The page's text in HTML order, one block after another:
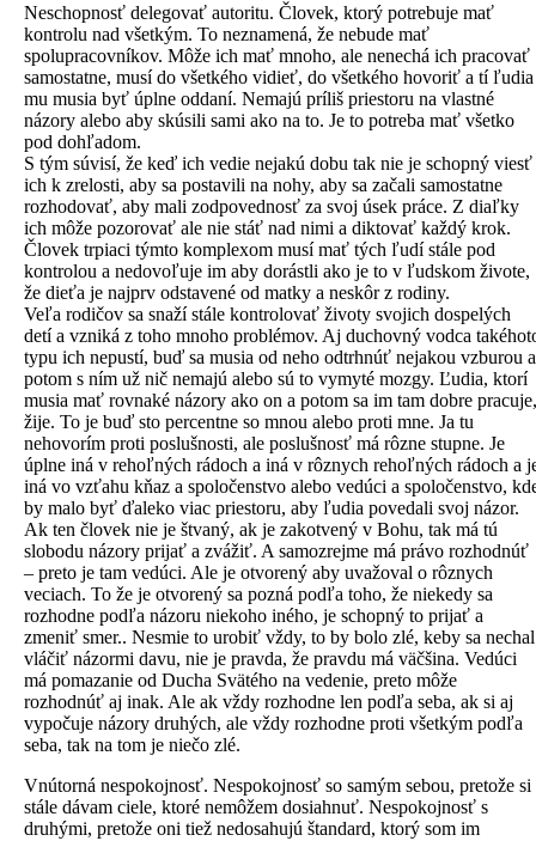
Neschopnosť delegovať autoritu. Človek, ktorý potrebuje mať
kontrolu nad všetkým. To neznamená, že nebude mať
spolupracovníkov. Môže ich mať mnoho, ale nenechá ich pracovať
samostatne, musí do všetkého vidieť, do všetkého hovoriť a tí ľudia
mu musia byť úplne oddaní. Nemajú príliš priestoru na vlastné
názory alebo aby skúsili sami ako na to. Je to potreba mať všetko
pod dohľadom.
S tým súvisí, že keď ich vedie nejakú dobu tak nie je schopný viesť
ich k zrelosti, aby sa postavili na nohy, aby sa začali samostatne
rozhodovať, aby mali zodpovednosť za svoj úsek práce. Z diaľky
ich môže pozorovať ale nie stáť nad nimi a diktovať každý krok.
Človek trpiaci týmto komplexom musí mať tých ľudí stále pod
kontrolou a nedovoľuje im aby dorástli ako je to v ľudskom živote,
že dieťa je najprv odstavené od matky a neskôr z rodiny.
Veľa rodičov sa snaží stále kontrolovať životy svojich dospelých
detí a vzniká z toho mnoho problémov. Aj duchovný vodca
typu ich nepustí, buď sa musia od neho odtrhnúť nejakou vzburou a
potom s ním už nič nemajú alebo sú to vymyté mozgy. Ľudia, ktorí
musia mať rovnaké názory ako on a potom sa im tam dobre pracuje,
žije. To je buď sto percentne so mnou alebo proti mne. Ja tu
nehovorím proti poslušnosti, ale poslušnosť má rôzne stupne. Je
úplne iná v rehoľných rádoch a iná v rôznych rehoľných rádoch a
iná vo vzťahu kňaz a spoločenstvo alebo vedúci a spoločenstvo,
by malo byť ďaleko viac priestoru, aby ľudia povedali svoj názor.
Ak ten človek nie je štvaný, ak je zakotvený v Bohu, tak má tú
slobodu názory prijať a zvážiť. A samozrejme má právo rozhodnúť
– preto je tam vedúci. Ale je otvorený aby uvažoval o rôznych
veciach. To že je otvorený sa pozná podľa toho, že niekedy sa
rozhodne podľa názoru niekoho iného, je schopný to prijať a
zmeniť smer.. Nesmie to urobiť vždy, to by bolo zlé, keby sa nechal
vláčiť názormi davu, nie je pravda, že pravdu má väčšina. Vedúci
má pomazanie od Ducha Svätého na vedenie, preto môže
rozhodnúť aj inak. Ale ak vždy rozhodne len podľa seba, ak si aj
vypočuje názory druhých, ale vždy rozhodne proti všetkým podľa
seba, tak na tom je niečo zlé.
Vnútorná nespokojnosť. Nespokojnosť so samým sebou, pretože si
stále dávam ciele, ktoré nemôžem dosiahnuť. Nespokojnosť s
druhými, pretože oni tiež nedosahujú štandard, ktorý som im